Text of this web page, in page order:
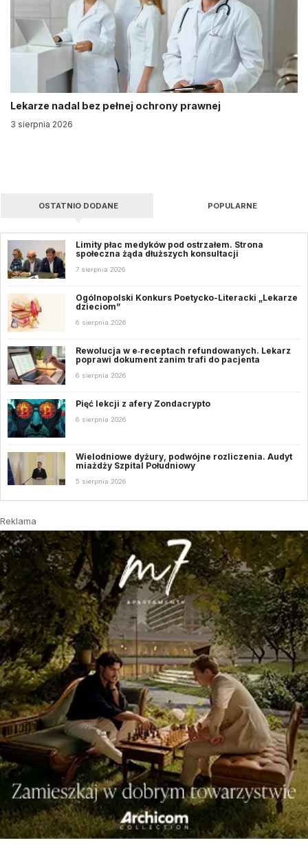
Lekarze nadal bez pełnej ochrony prawnej
3 sierpnia 2026
OSTATNIO DODANE POPULARNE
Limity płac medyków pod ostrzałem. Strona
społeczna żąda dłuższych konsultacji
7 sierpnia 2026
Ogólnopolski Konkurs Poetycko-Literacki „Lekarze
dzieciom”
6 sierpnia 2026
Rewolucja w e‑receptach refundowanych. Lekarz
poprawi dokument zanim trafi do pacjenta
6 sierpnia 2026
Pięć lekcji z afery Zondacrypto
6 sierpnia 2026
Wielodniowe dyżury, podwójne rozliczenia. Audyt
miażdży Szpital Południowy
5 sierpnia 2026
Reklama